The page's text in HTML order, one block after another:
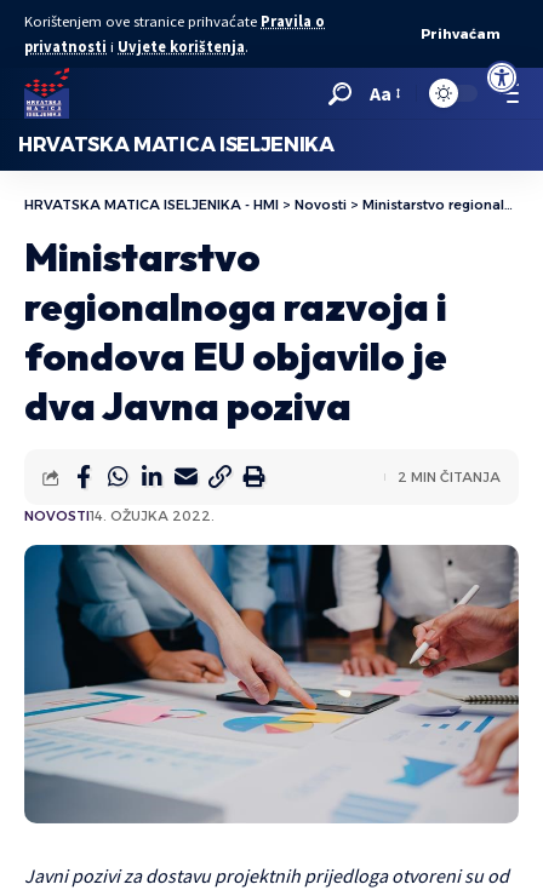
Open
Korištenjem ove stranice prihvaćate Pravila o
privatnosti i Uvjete korištenja.
Prihvaćam
Aa
HRVATSKA MATICA ISELJENIKA
HRVATSKA MATICA ISELJENIKA - HMI > Novosti > Ministarstvo regionalnoga razvoja i fondova EU objavilo je dva Javna poziva
Ministarstvo
regionalnoga razvoja i
fondova EU objavilo je
dva Javna poziva
NOVOSTI14. OŽUJKA 2022.
2 MIN ČITANJA
Javni pozivi za dostavu projektnih prijedloga otvoreni su od